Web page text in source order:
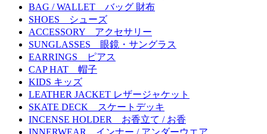
BAG / WALLET バッグ 財布
SHOES シューズ
ACCESSORY アクセサリー
SUNGLASSES 眼鏡・サングラス
EARRINGS ピアス
CAP HAT 帽子
KIDS キッズ
LEATHER JACKET レザージャケット
SKATE DECK スケートデッキ
INCENSE HOLDER お香立て / お香
INNERWEAR インナー / アンダーウエア